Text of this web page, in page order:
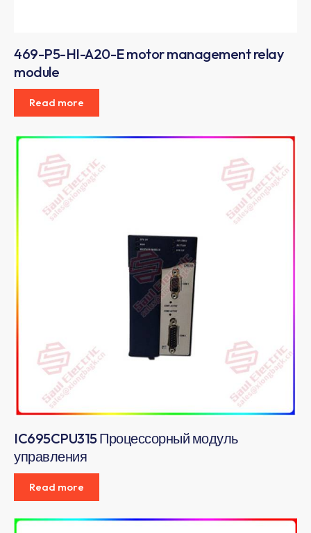
469-P5-HI-A20-E motor management relay
module
Read more
IC695CPU315 Процессорный модуль
управления
Read more